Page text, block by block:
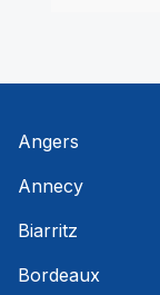
Angers
Annecy
Biarritz
Bordeaux